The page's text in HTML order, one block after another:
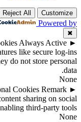
Customize
Reject All
Powered by
✖
►
Always Active
like secure log-ins
do not store personal
data.
None
►
Cookies Remark
sharing on social
third-party tools.
None